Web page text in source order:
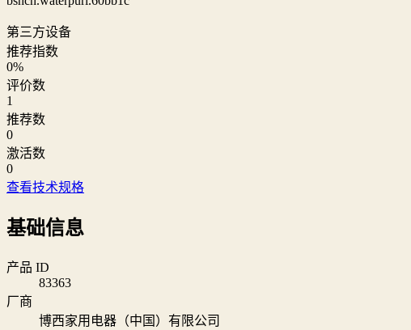
第三方设备
推荐指数
0%
评价数
1
推荐数
0
激活数
0
查看技术规格
基础信息
产品 ID
83363
厂商
博西家用电器（中国）有限公司